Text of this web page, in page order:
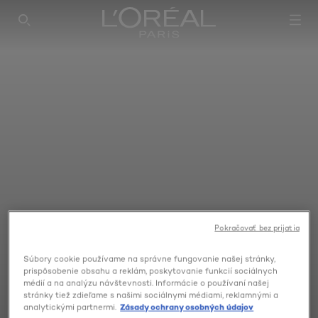
Súbory cookie používame na správne fungovanie našej stránky,
prispôsobenie obsahu a reklám, poskytovanie funkcií sociálnych
médií a na analýzu návštevnosti. Informácie o používaní našej
stránky tiež zdieľame s našimi sociálnymi médiami, reklamnými a
analytickými partnermi. Zásady ochrany osobných údajov
Pokračovať bez prijatia